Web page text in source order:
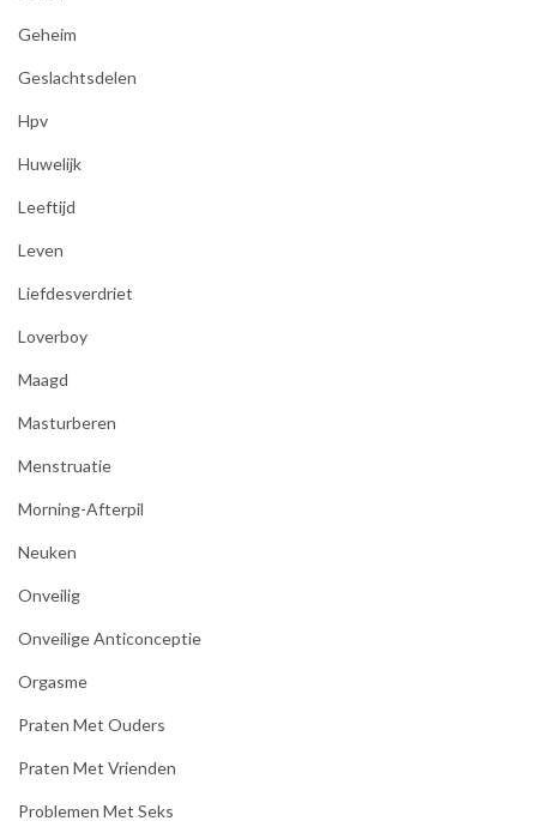
Geheim
Geslachtsdelen
Hpv
Huwelijk
Leeftijd
Leven
Liefdesverdriet
Loverboy
Maagd
Masturberen
Menstruatie
Morning-Afterpil
Neuken
Onveilig
Onveilige Anticonceptie
Orgasme
Praten Met Ouders
Praten Met Vrienden
Problemen Met Seks